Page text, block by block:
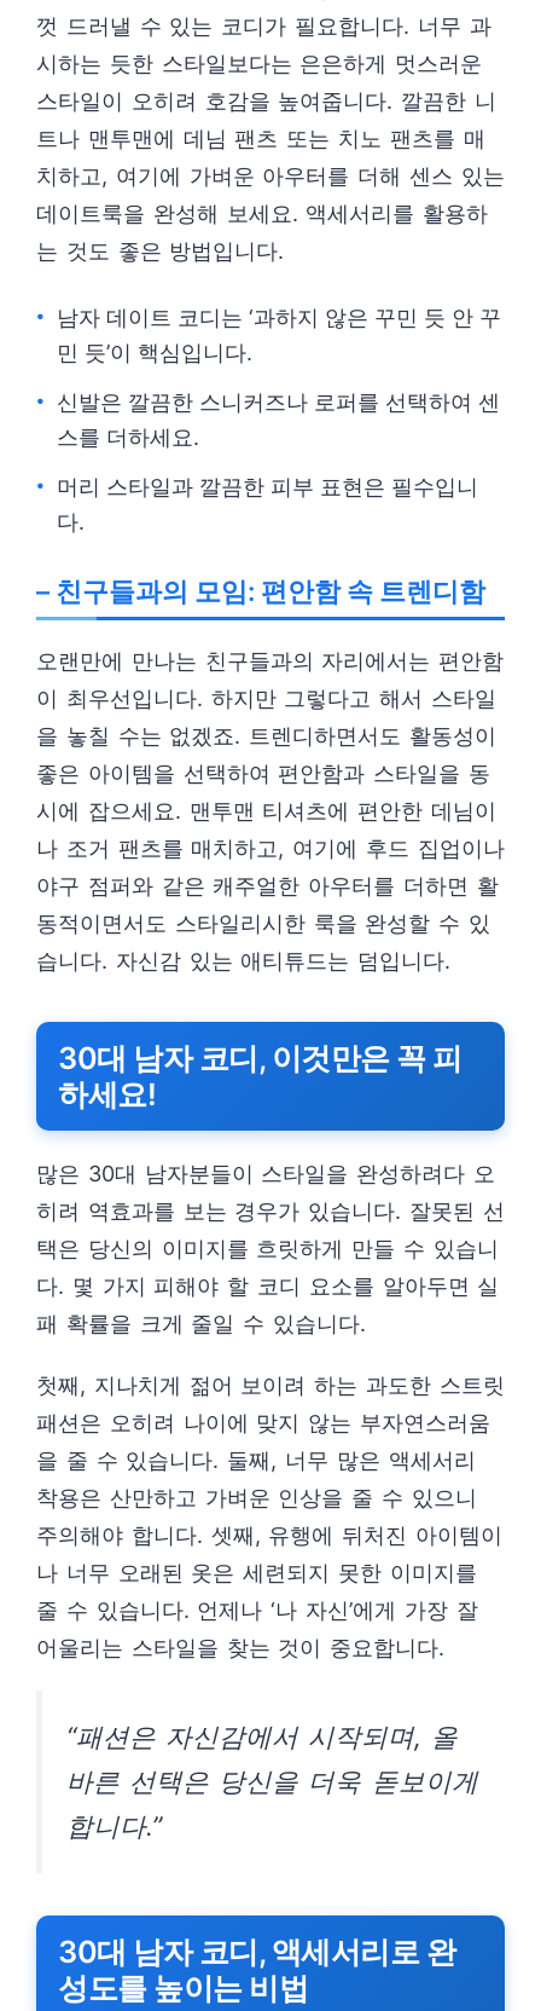
껏 드러낼 수 있는 코디가 필요합니다. 너무 과
시하는 듯한 스타일보다는 은은하게 멋스러운
스타일이 오히려 호감을 높여줍니다. 깔끔한 니
트나 맨투맨에 데님 팬츠 또는 치노 팬츠를 매
치하고, 여기에 가벼운 아우터를 더해 센스 있는
데이트룩을 완성해 보세요. 액세서리를 활용하
는 것도 좋은 방법입니다.
남자 데이트 코디는 ‘과하지 않은 꾸민 듯 안 꾸
민 듯’이 핵심입니다.
신발은 깔끔한 스니커즈나 로퍼를 선택하여 센
스를 더하세요.
머리 스타일과 깔끔한 피부 표현은 필수입니
다.
– 친구들과의 모임: 편안함 속 트렌디함
오랜만에 만나는 친구들과의 자리에서는 편안함
이 최우선입니다. 하지만 그렇다고 해서 스타일
을 놓칠 수는 없겠죠. 트렌디하면서도 활동성이
좋은 아이템을 선택하여 편안함과 스타일을 동
시에 잡으세요. 맨투맨 티셔츠에 편안한 데님이
나 조거 팬츠를 매치하고, 여기에 후드 집업이나
야구 점퍼와 같은 캐주얼한 아우터를 더하면 활
동적이면서도 스타일리시한 룩을 완성할 수 있
습니다. 자신감 있는 애티튜드는 덤입니다.
30대 남자 코디, 이것만은 꼭 피
하세요!
많은 30대 남자분들이 스타일을 완성하려다 오
히려 역효과를 보는 경우가 있습니다. 잘못된 선
택은 당신의 이미지를 흐릿하게 만들 수 있습니
다. 몇 가지 피해야 할 코디 요소를 알아두면 실
패 확률을 크게 줄일 수 있습니다.
첫째, 지나치게 젊어 보이려 하는 과도한 스트릿
패션은 오히려 나이에 맞지 않는 부자연스러움
을 줄 수 있습니다. 둘째, 너무 많은 액세서리
착용은 산만하고 가벼운 인상을 줄 수 있으니
주의해야 합니다. 셋째, 유행에 뒤처진 아이템이
나 너무 오래된 옷은 세련되지 못한 이미지를
줄 수 있습니다. 언제나 ‘나 자신’에게 가장 잘
어울리는 스타일을 찾는 것이 중요합니다.
“패션은 자신감에서 시작되며, 올
바른 선택은 당신을 더욱 돋보이게
합니다.”
30대 남자 코디, 액세서리로 완
성도를 높이는 비법